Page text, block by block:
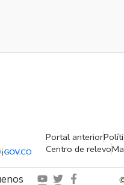
Portal anterior
Centro de relevo